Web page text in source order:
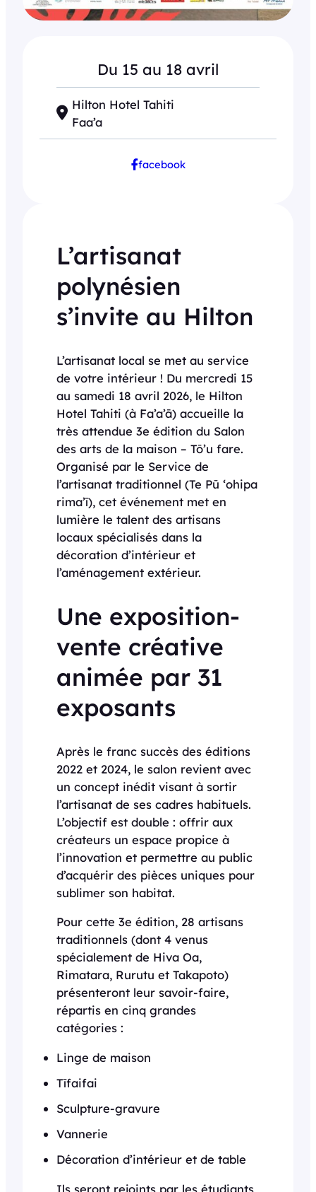
L’artisanat
polynésien
s’invite au Hilton
L’artisanat local se met au service
de votre intérieur ! Du mercredi 15
au samedi 18 avril 2026, le Hilton
Hotel Tahiti (à Fa’a’ā) accueille la
très attendue 3e édition du Salon
des arts de la maison – Tō’u fare.
Organisé par le Service de
l’artisanat traditionnel (Te Pū ‘ohipa
rima’ī), cet événement met en
lumière le talent des artisans
locaux spécialisés dans la
décoration d’intérieur et
l’aménagement extérieur.
Une exposition-
vente créative
animée par 31
exposants
Après le franc succès des éditions
2022 et 2024, le salon revient avec
un concept inédit visant à sortir
l’artisanat de ses cadres habituels.
L’objectif est double : offrir aux
créateurs un espace propice à
l’innovation et permettre au public
d’acquérir des pièces uniques pour
sublimer son habitat.
Pour cette 3e édition, 28 artisans
traditionnels (dont 4 venus
spécialement de Hiva Oa,
Rimatara, Rurutu et Takapoto)
présenteront leur savoir-faire,
répartis en cinq grandes
catégories :
Linge de maison
Tīfaifai
Sculpture-gravure
Vannerie
Décoration d’intérieur et de table
Ils seront rejoints par les étudiants
Du 15 au 18 avril
Hilton Hotel Tahiti
Faa’a
facebook